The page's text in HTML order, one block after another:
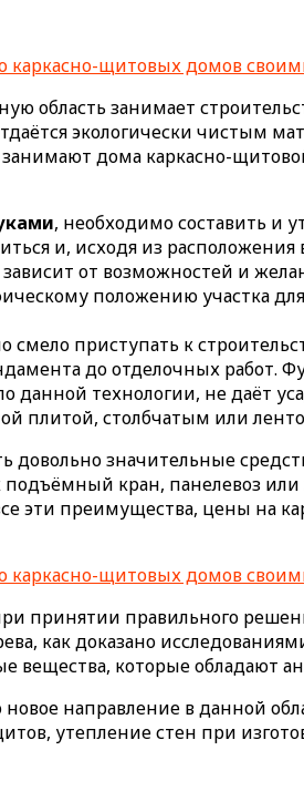
область занимает
экологически чистым
дома каркасно-
, необходимо составить и
и, исходя из
от возможностей и
положению участка
приступать к
до отделочных работ.
данной технологии, не даёт
плитой, столбчатым или
довольно значительные
кран, панелевоз
эти преимущества, цены на
принятии правильного
как доказано
вещества, которые обладают
направление в данной
утепление стен при